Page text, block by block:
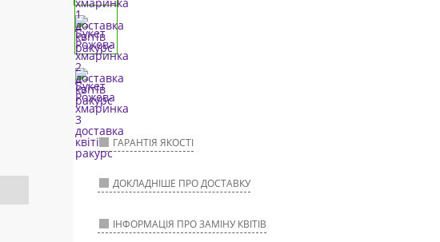
ГАРАНТІЯ ЯКОСТІ
ДОКЛАДНІШЕ ПРО ДОСТАВКУ
ІНФОРМАЦІЯ ПРО ЗАМІНУ КВІТІВ